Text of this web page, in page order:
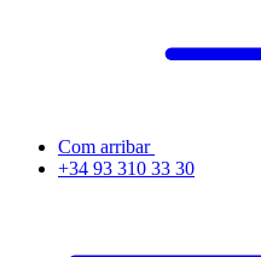
Com arribar
+34 93 310 33 30